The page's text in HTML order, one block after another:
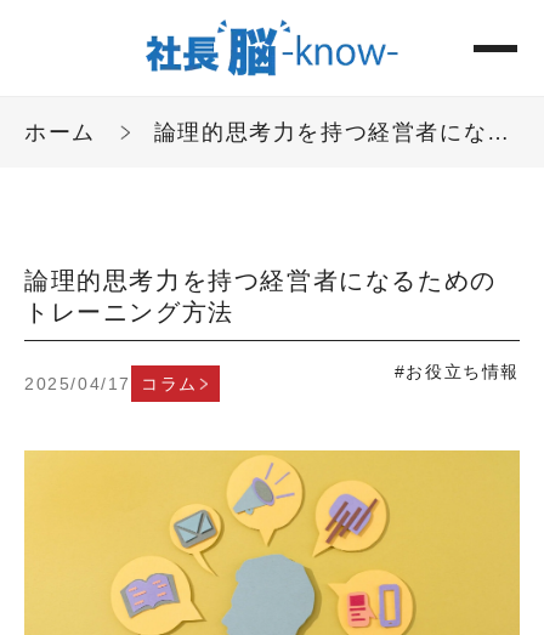
ホーム 論理的思考力を持つ経営者になるためのトレーニング方法
論理的思考力を持つ経営者になるための
トレーニング方法
2025/04/17 コラム
#お役立ち情報